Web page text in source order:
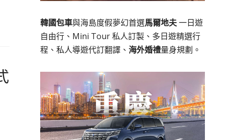
韓國包車與海島度假夢幻首選馬爾地夫一日遊
自由行、Mini Tour 私人訂製、多日遊精選行
程、私人導遊代訂翻譯、 海外婚禮量身規劃。